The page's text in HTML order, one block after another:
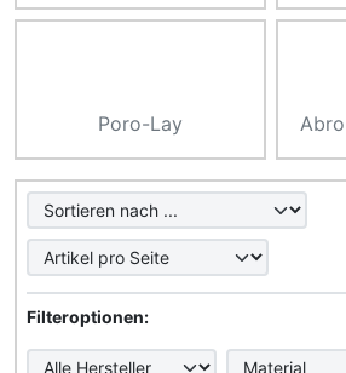
Poro-Lay
Hier können Sie die
Hier können Sie die
Filteroptionen: